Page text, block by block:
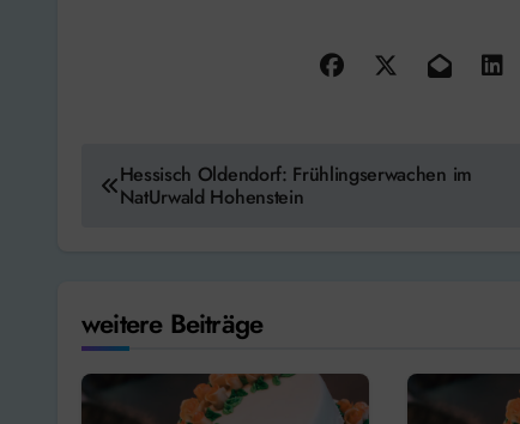
Beitragsnavigation
Hessisch Oldendorf: Frühlingserwachen im
NatUrwald Hohenstein
weitere Beiträge